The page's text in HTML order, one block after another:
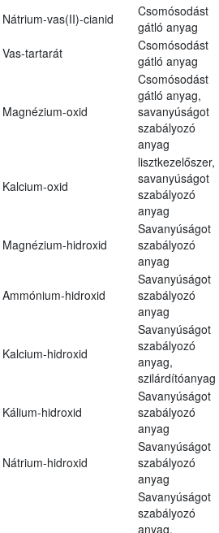
Nátrium-vas(II)-cianid
Csomósodást
gátló anyag
Vas-tartarát
Csomósodást
gátló anyag
Magnézium-oxid
Csomósodást
gátló anyag,
savanyúságot
szabályozó
anyag
Kalcium-oxid
lisztkezelőszer,
savanyúságot
szabályozó
anyag
Magnézium-hidroxid
Savanyúságot
szabályozó
anyag
Ammónium-hidroxid
Savanyúságot
szabályozó
anyag
Kalcium-hidroxid
Savanyúságot
szabályozó
anyag,
szilárdítóanyag
Kálium-hidroxid
Savanyúságot
szabályozó
anyag
Nátrium-hidroxid
Savanyúságot
szabályozó
anyag
Savanyúságot
szabályozó
anyag,